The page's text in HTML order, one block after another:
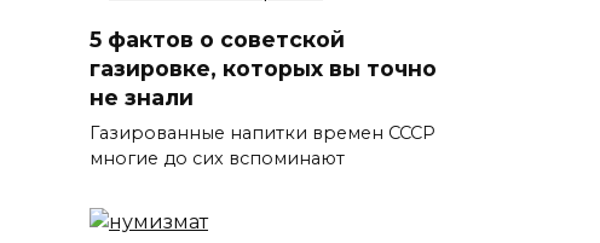
5 фактов о советской
газировке, которых вы точно
не знали
Газированные напитки времен СССР
многие до сих вспоминают